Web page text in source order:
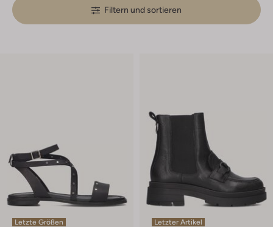
Filtern und sortieren
Letzte Größen
Letzter Artikel